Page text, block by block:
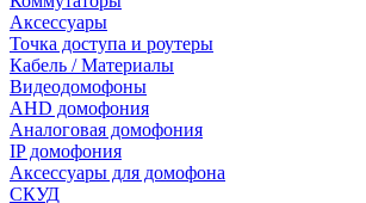
Аксессуары
Точка доступа и роутеры
Кабель / Материалы
Видеодомофоны
AHD домофония
Аналоговая домофония
IP домофония
Аксессуары для домофона
СКУД